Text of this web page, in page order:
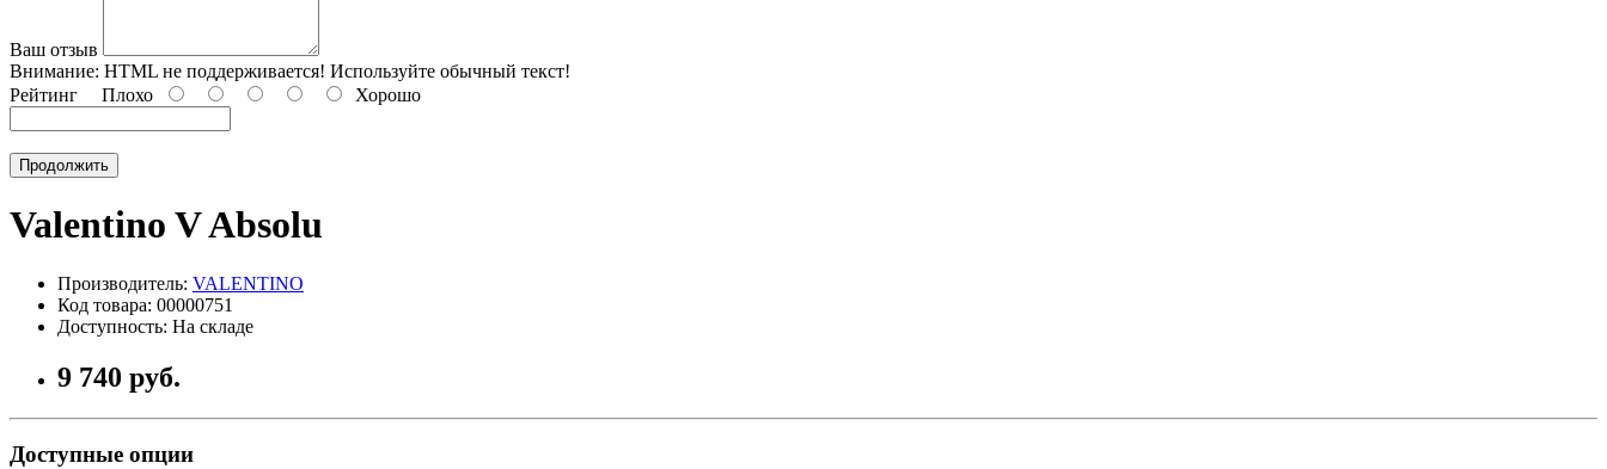
Ваш отзыв
Внимание: HTML не поддерживается! Используйте обычный текст!
Рейтинг Плохо Хорошо
Продолжить
Valentino V Absolu
Производитель: VALENTINO
Код товара: 00000751
Доступность: На складе
9 740 руб.
Доступные опции